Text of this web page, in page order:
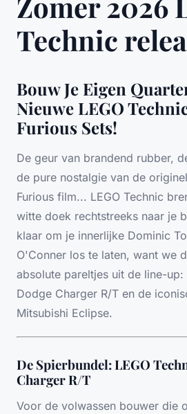
Technic
Bouw Je Eigen
Nieuwe LEGO
Furious Sets!
De geur van brandend rubber,
de pure nostalgie van de
Furious film... LEGO Technic
witte doek rechtstreeks naar je
klaar om je innerlijke Dominic
O'Conner los te laten, want we
absolute pareltjes uit de line-
Dodge Charger R/T en de
Mitsubishi Eclipse.
De Spierbundel: LEGO
Charger R/T
Voor de volwassen bouwer die